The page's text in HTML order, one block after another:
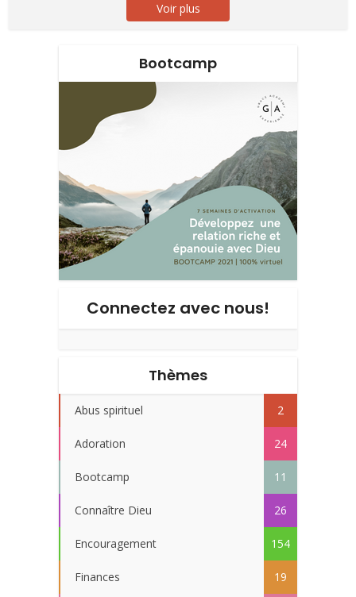
Voir plus
Bootcamp
Connectez avec nous!
Thèmes
Abus spirituel 2
Adoration 24
Bootcamp 11
Connaître Dieu 26
Encouragement 154
Finances 19